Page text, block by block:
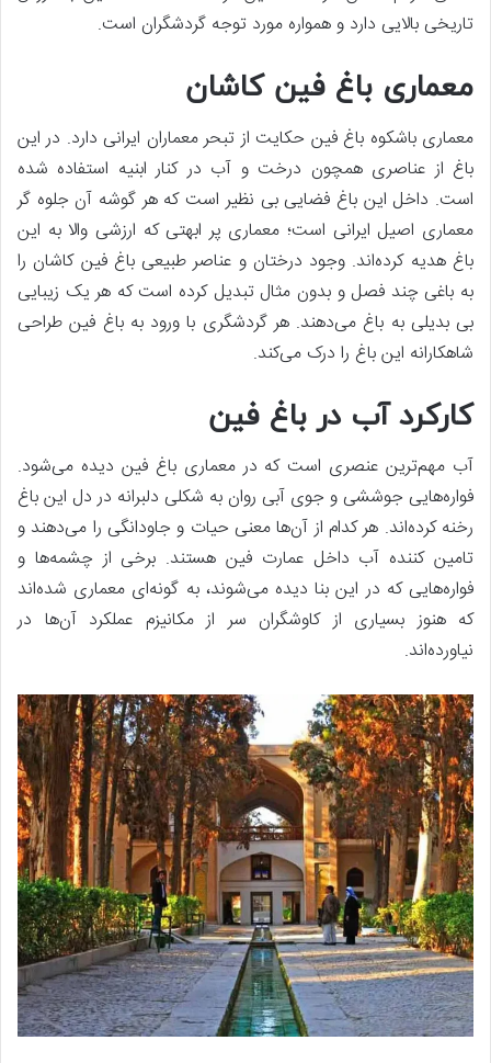
تاریخی بالایی دارد و همواره مورد توجه گردشگران است.
معماری باغ فین کاشان
معماری باشکوه باغ فین حکایت از تبحر معماران ایرانی دارد. در این
باغ از عناصری همچون درخت و آب در کنار ابنیه استفاده شده
است. داخل این باغ فضایی بی نظیر است که هر گوشه آن جلوه گر
معماری اصیل ایرانی است؛ معماری پر ابهتی که ارزشی والا به این
باغ هدیه کرده‌اند. وجود درختان و عناصر طبیعی باغ فین کاشان را
به باغی چند فصل و بدون مثال تبدیل کرده است که هر یک زیبایی
بی بدیلی به باغ می‌‌دهند. هر گردشگری با ورود به باغ فین طراحی
شاهکارانه این باغ را درک می‌کند.
کارکرد آب در باغ فین
آب مهم‌ترین عنصری است که در معماری باغ فین دیده می‌شود.
فواره‌هایی جوششی و جوی آبی روان به شکلی دلبرانه در دل این باغ
رخنه کرده‌اند. هر کدام از آن‌ها معنی حیات و جاودانگی را می‌دهند و
تامین کننده آب داخل عمارت فین هستند. برخی از چشمه‌ها و
فواره‌هایی که در این بنا دیده می‌شوند، به گونه‌ای معماری شده‌اند
که هنوز بسیاری از کاوشگران سر از مکانیزم عملکرد آن‌ها در
نیاورده‌اند‌‌‌.